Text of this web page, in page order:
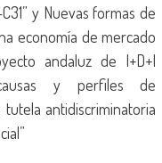
y Nuevas formas de
economía de mercado
andaluz de I+D+I
causas y perfiles de
antidiscriminatoria